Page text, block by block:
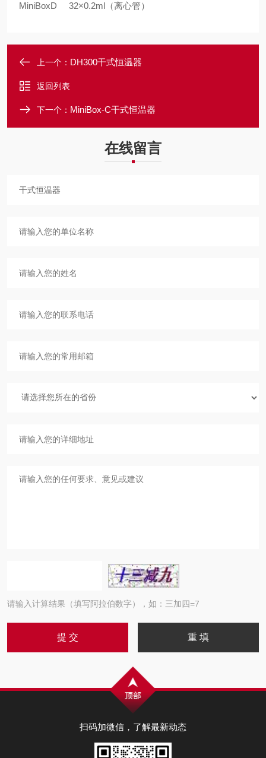
MiniBoxD 32×0.2ml（离心管）
上一个： DH300干式恒温器
返回列表
下一个： MiniBox-C干式恒温器
在线留言
请输入计算结果（填写阿拉伯数字），如：三加四=7
扫码加微信，了解最新动态